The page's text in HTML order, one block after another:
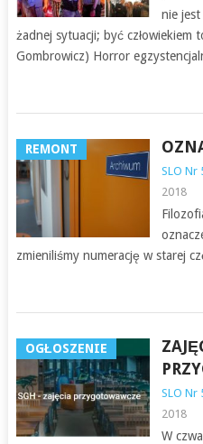
nie
żadnej sytuacji; być człowiekiem
Gombrowicz) Horror
REMONT
SLO Nr
2018
zmieniliśmy numerację w starej
OGŁOSZENIE
SLO Nr
2018
W